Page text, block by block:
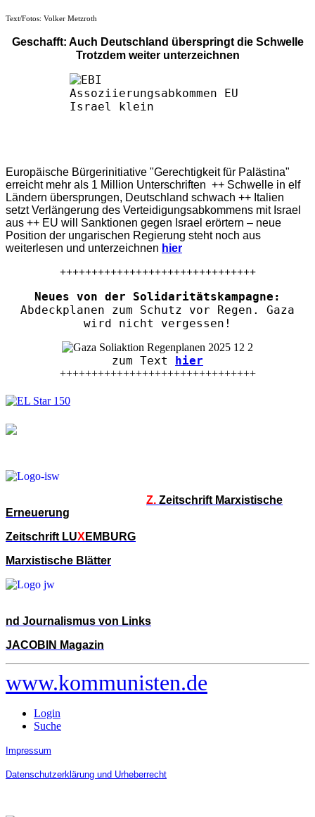
Text/Fotos: Volker Metzroth
Geschafft: Auch Deutschland überspringt die Schwelle
Trotzdem weiter unterzeichnen
Europäische Bürgerinitiative "Gerechtigkeit für Palästina"
erreicht mehr als 1 Million Unterschriften ++ Schwelle in elf
Ländern übersprungen, Deutschland schwach ++ Italien
setzt Verlängerung des Verteidigungsabkommens mit Israel
aus ++ EU will Sanktionen gegen Israel erörtern – neue
Position der ungarischen Regierung steht noch aus
weiterlesen und unterzeichnen hier
+++++++++++++++++++++++++++++++
Neues von der Solidaritätskampagne:
Abdeckplanen zum Schutz vor Regen. Gaza
wird nicht vergessen!
zum Text hier
+++++++++++++++++++++++++++++++
Z. Zeitschrift Marxistische
Erneuerung
Zeitschrift LUX EMBURG
Marxistische Blätter
nd Journalismus von Links
JACOBIN Magazin
www.kommunisten.de
Login
Suche
Impressum
Datenschutzerklärung und Urheberrecht